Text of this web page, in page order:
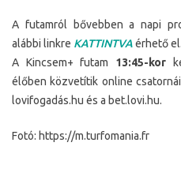
A futamról bővebben a napi
alábbi linkre KATTINTVAérhető el.
A Kincsem+ futam 13:45-kor
élőben közvetítik online
lovifogadás.hu és a bet.lovi.hu.
Fotó: https://m.turfomania.fr